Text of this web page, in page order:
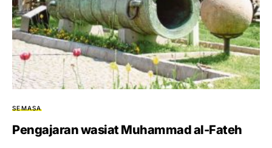
SEMASA
Pengajaran wasiat Muhammad al-Fateh